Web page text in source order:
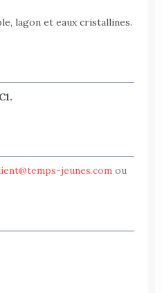
lagon et eaux cristallines.
jeunes.com ou